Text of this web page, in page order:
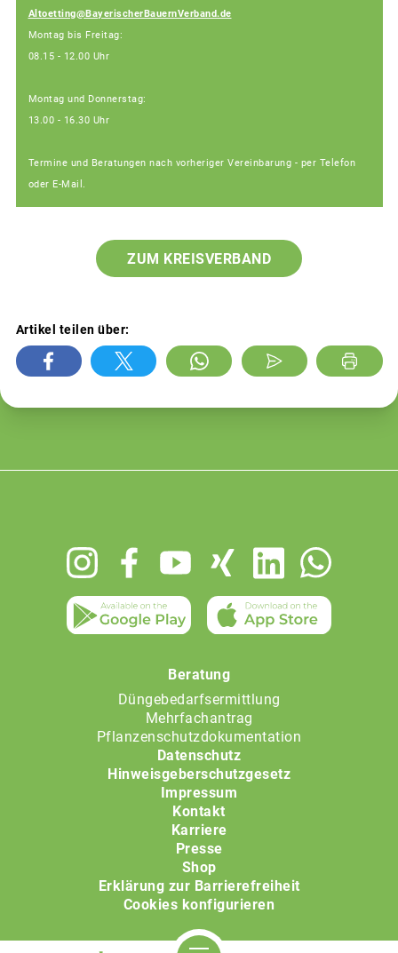
Altoetting@BayerischerBauernVerband.de
Montag bis Freitag:
08.15 - 12.00 Uhr
Montag und Donnerstag:
13.00 - 16.30 Uhr
Termine und Beratungen nach vorheriger Vereinbarung - per Telefon
oder E-Mail.
ZUM KREISVERBAND
Artikel teilen über:
Beratung
Düngebedarfsermittlung
Mehrfachantrag
Pflanzenschutzdokumentation
Datenschutz
Hinweisgeberschutzgesetz
Impressum
Kontakt
Karriere
Presse
Shop
Erklärung zur Barrierefreiheit
Cookies konfigurieren